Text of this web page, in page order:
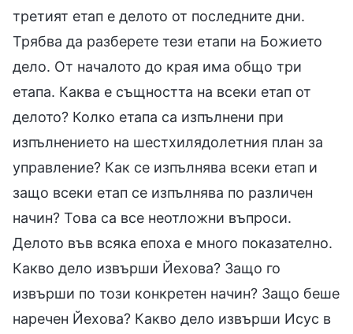
третият етап е делото от последните дни.
Трябва да разберете тези етапи на Божието
дело. От началото до края има общо три
етапа. Каква е същността на всеки етап от
делото? Колко етапа са изпълнени при
изпълнението на шестхилядолетния план за
управление? Как се изпълнява всеки етап и
защо всеки етап се изпълнява по различен
начин? Това са все неотложни въпроси.
Делото във всяка епоха е много показателно.
Какво дело извърши Йехова? Защо го
извърши по този конкретен начин? Защо беше
наречен Йехова? Какво дело извърши Исус в